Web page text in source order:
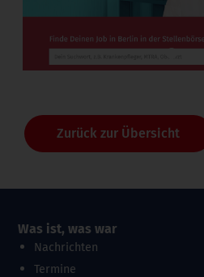
Zurück zur Übersicht
Was ist, was war
Nachrichten
Termine